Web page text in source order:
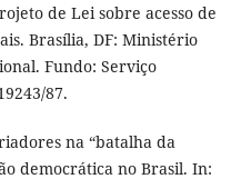
de Lei sobre acesso de
Brasília, DF: Ministério
Fundo: Serviço
87.
na “batalha da
democrática no Brasil. In: